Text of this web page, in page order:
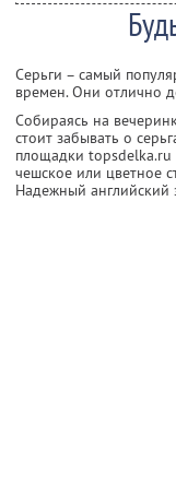
Серьги – самый
времен. Они отлично
Собираясь на
стоит забывать о
площадки topsdelka.ru
чешское или цветное
Надежный английский